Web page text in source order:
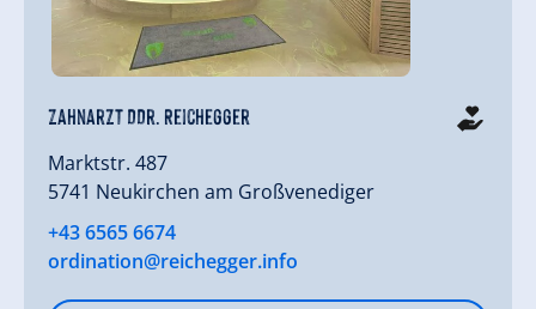
Zahnarzt DDr. Reichegger
Marktstr. 487
5741 Neukirchen am Großvenediger
+43 6565 6674
ordination@reichegger.info